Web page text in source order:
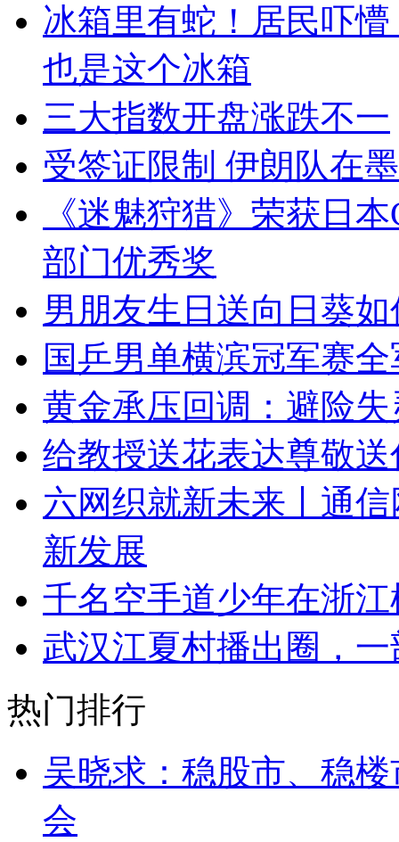
冰箱里有蛇！居民吓
也是这个冰箱
三大指数开盘涨跌不一
受签证限制 伊朗队在
《迷魅狩猎》荣获日
部门优秀奖
男朋友生日送向日葵
国乒男单横滨冠军赛
黄金承压回调：避险
给教授送花表达尊敬
六网织就新未来丨通
新发展
千名空手道少年在浙
武汉江夏村播出圈，
热门排行
吴晓求：稳股市、稳
会